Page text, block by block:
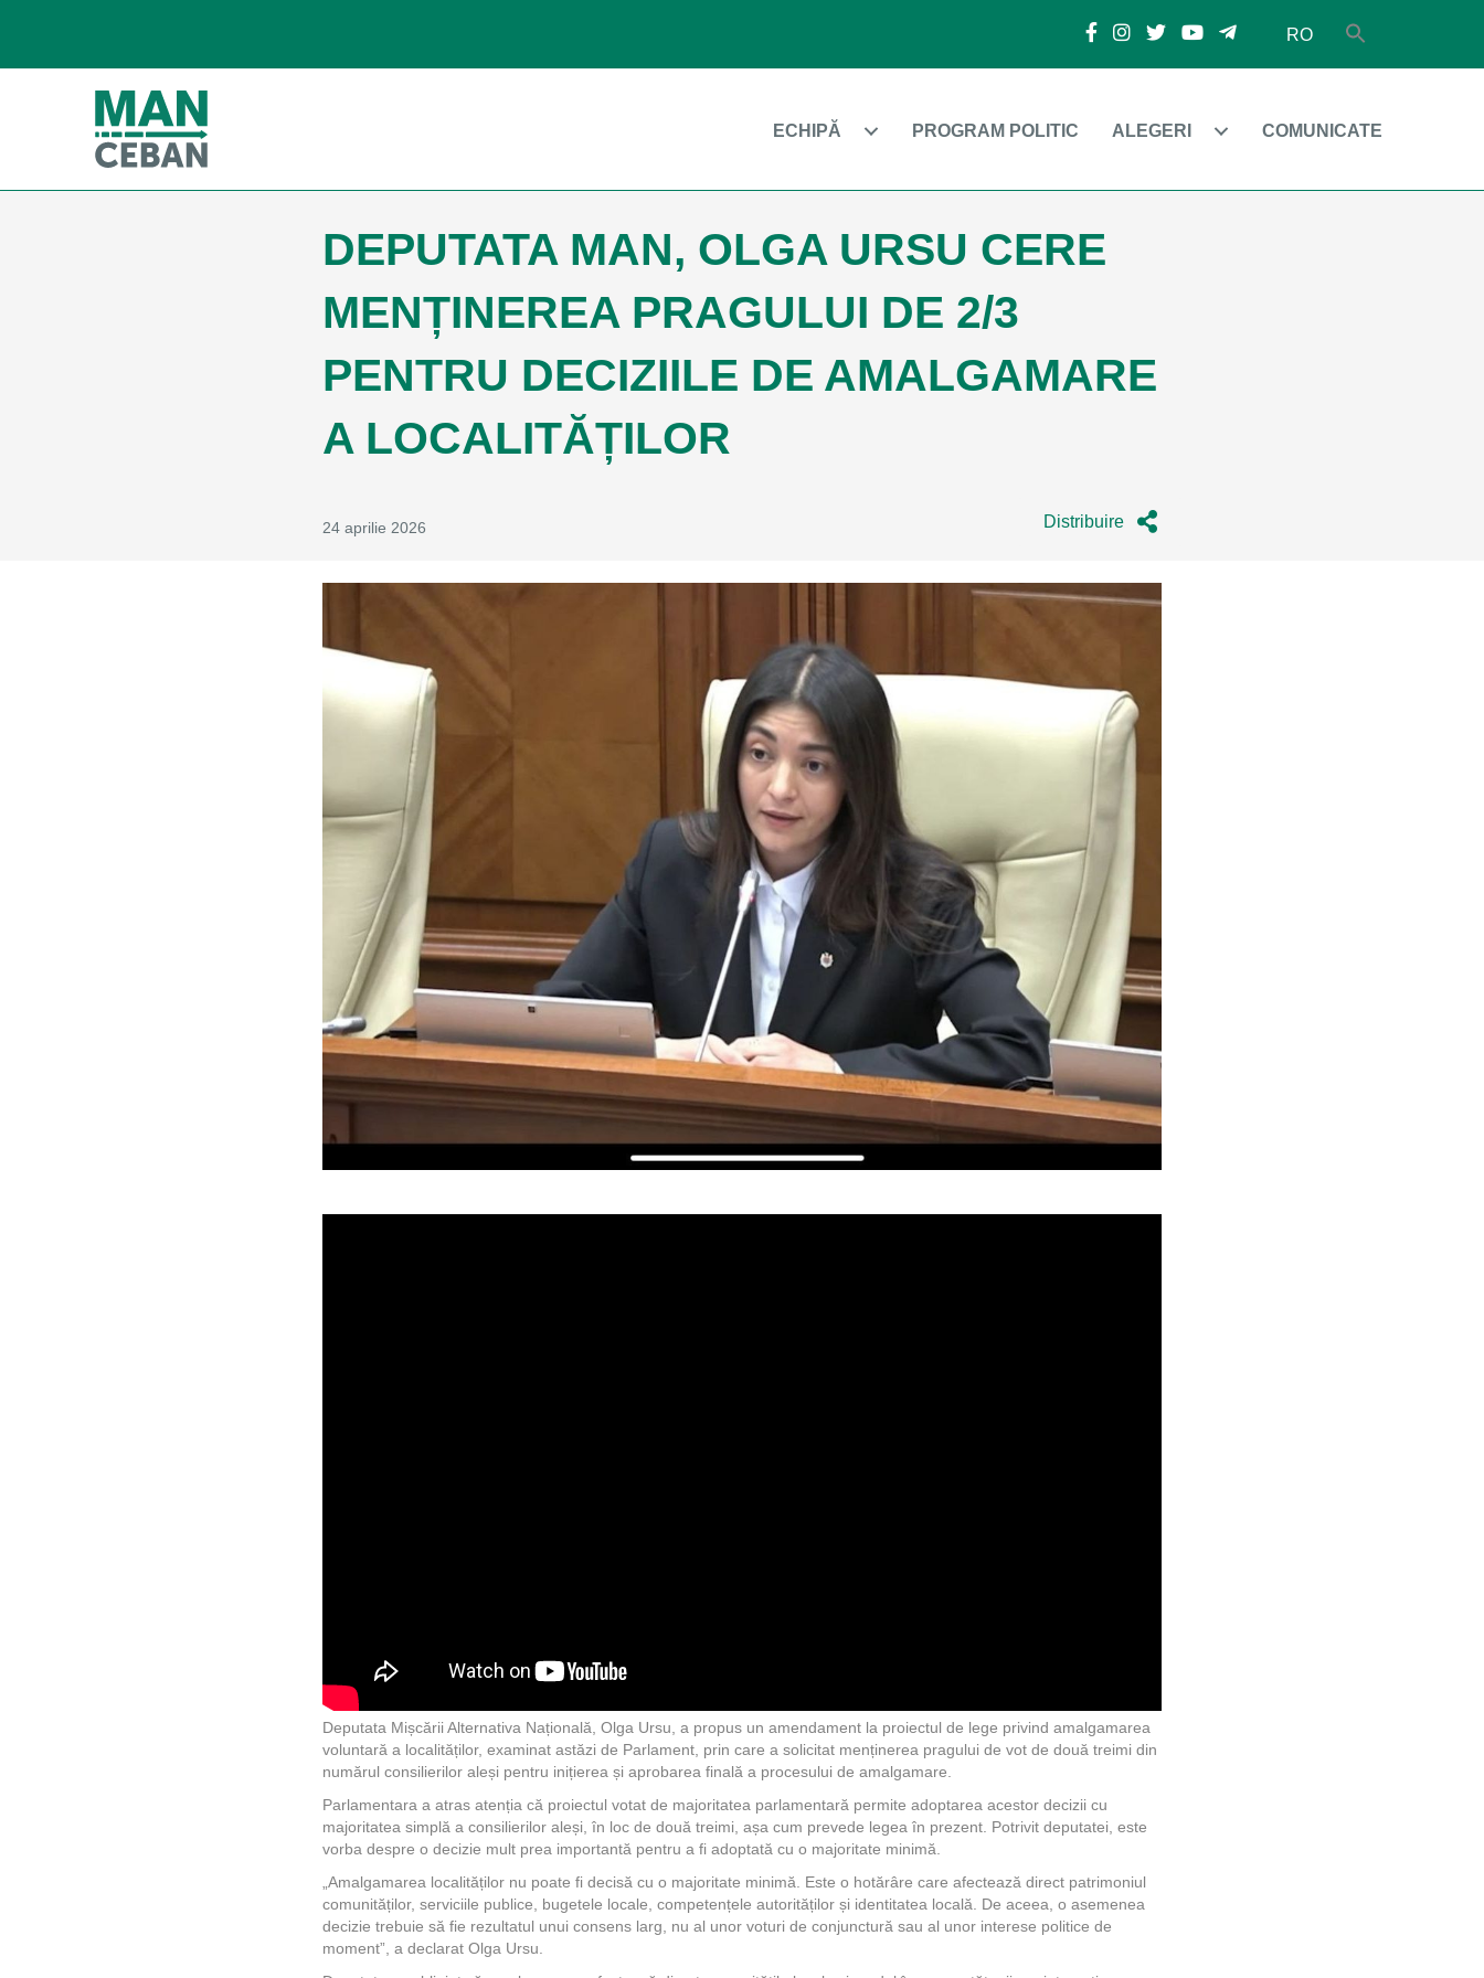
RO
ECHIPĂ PROGRAM POLITIC ALEGERI COMUNICATE
DEPUTATA MAN, OLGA URSU CERE
MENȚINEREA PRAGULUI DE 2/3
PENTRU DECIZIILE DE AMALGAMARE
A LOCALITĂȚILOR
24 aprilie 2026 Distribuire
Deputata Mișcării Alternativa Națională, Olga Ursu, a propus un amendament la proiectul de lege privind amalgamarea
voluntară a localităților, examinat astăzi de Parlament, prin care a solicitat menținerea pragului de vot de două treimi din
numărul consilierilor aleși pentru inițierea și aprobarea finală a procesului de amalgamare.
Parlamentara a atras atenția că proiectul votat de majoritatea parlamentară permite adoptarea acestor decizii cu
majoritatea simplă a consilierilor aleși, în loc de două treimi, așa cum prevede legea în prezent. Potrivit deputatei, este
vorba despre o decizie mult prea importantă pentru a fi adoptată cu o majoritate minimă.
„Amalgamarea localităților nu poate fi decisă cu o majoritate minimă. Este o hotărâre care afectează direct patrimoniul
comunităților, serviciile publice, bugetele locale, competențele autorităților și identitatea locală. De aceea, o asemenea
decizie trebuie să fie rezultatul unui consens larg, nu al unor voturi de conjunctură sau al unor interese politice de
moment”, a declarat Olga Ursu.